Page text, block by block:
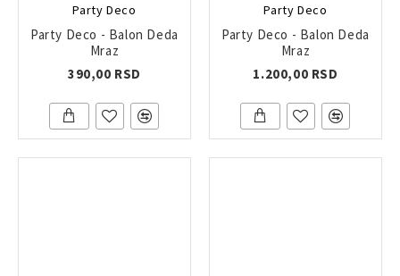
Party Deco
Party Deco - Balon Deda
Mraz
390,00 RSD
Party Deco
Party Deco - Balon Deda
Mraz
1.200,00 RSD